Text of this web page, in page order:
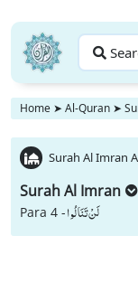
Home ➤ Al-Quran ➤
Surah Al Imran
Surah Al Imran
Para 4 -لَنْ تَنَالُوا